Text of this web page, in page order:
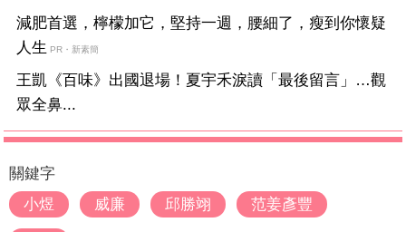
減肥首選，檸檬加它，堅持一週，腰細了，瘦到你懷疑
人生 PR・新素簡
王凱《百味》出國退場！夏宇禾淚讀「最後留言」…觀
眾全鼻...
關鍵字
小煜
威廉 邱勝翊 范姜彥豐